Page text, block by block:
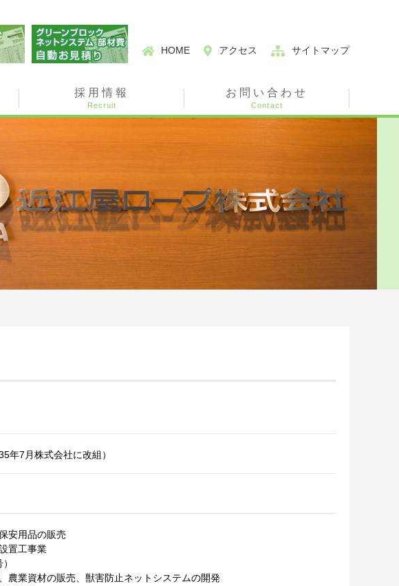
HOME アクセス サイトマップ
採用情報
Recruit
お問い合わせ
Contact
年7月株式会社に改組）
安用品の販売
置工事業
農業資材の販売、獣害防止ネットシステムの開発